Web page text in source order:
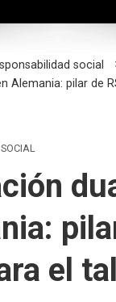
social
Alemania: pilar de
el